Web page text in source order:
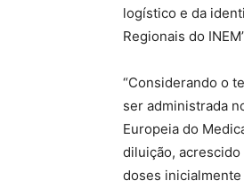
logístico e da
Regionais do
“Considerando o
ser administrada
Europeia do
diluição,
doses inicialmente